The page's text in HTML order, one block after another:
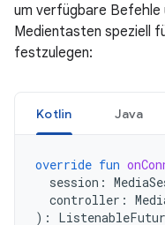
um verfügbare Befehle
Medientasten speziell
festzulegen:
Kotlin Java
override fun
session :
controller :
):